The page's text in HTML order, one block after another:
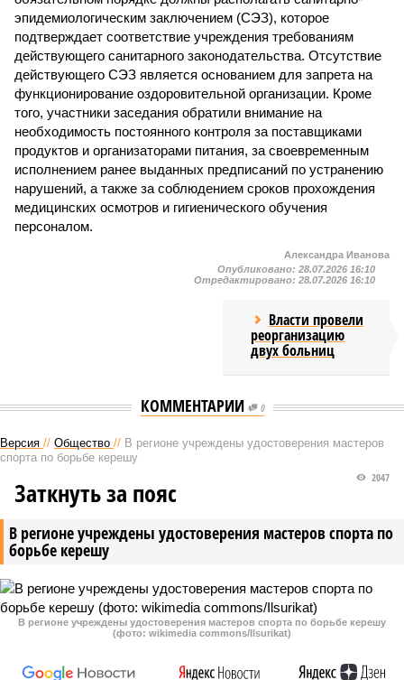
эпидемиологическим заключением (СЭЗ), которое
подтверждает соответствие учреждения требованиям
действующего санитарного законодательства. Отсутствие
действующего СЭЗ является основанием для запрета на
функционирование оздоровительной организации. Кроме
того, участники заседания обратили внимание на
необходимость постоянного контроля за поставщиками
продуктов и организаторами питания, за своевременным
исполнением ранее выданных предписаний по устранению
нарушений, а также за соблюдением сроков прохождения
медицинских осмотров и гигиенического обучения
персоналом.
Александра Иванова
Опубликовано: 28.07.2026 16:10
Отредактировано: 28.07.2026 16:10
Власти провели
реорганизацию
двух больниц
КОММЕНТАРИИ 0
Версия // Общество // В регионе учреждены удостоверения мастеров
спорта по борьбе керешу
В регионе учреждены удостоверения мастеров спорта по
борьбе керешу
2047
Заткнуть за пояс
В регионе учреждены удостоверения мастеров спорта по борьбе керешу
(фото: wikimedia commons/Ilsurikat)